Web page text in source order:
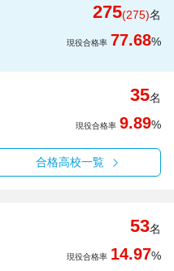
275(275)名
現役合格率 77.68%
35名
現役合格率 9.89%
合格高校一覧
53名
現役合格率 14.97%